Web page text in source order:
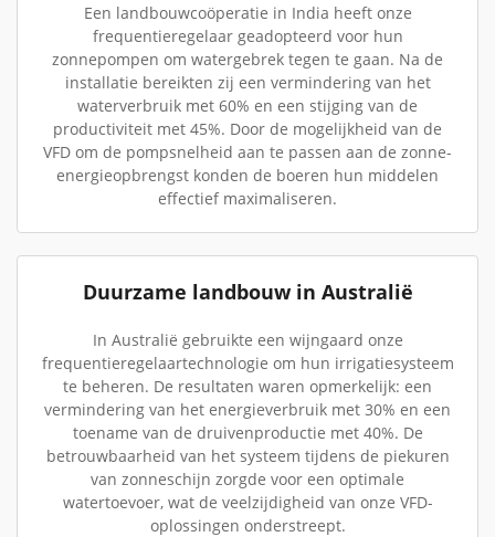
Een landbouwcoöperatie in India heeft onze
frequentieregelaar geadopteerd voor hun
zonnepompen om watergebrek tegen te gaan. Na de
installatie bereikten zij een vermindering van het
waterverbruik met 60% en een stijging van de
productiviteit met 45%. Door de mogelijkheid van de
VFD om de pompsnelheid aan te passen aan de zonne-
energieopbrengst konden de boeren hun middelen
effectief maximaliseren.
Duurzame landbouw in Australië
In Australië gebruikte een wijngaard onze
frequentieregelaartechnologie om hun irrigatiesysteem
te beheren. De resultaten waren opmerkelijk: een
vermindering van het energieverbruik met 30% en een
toename van de druivenproductie met 40%. De
betrouwbaarheid van het systeem tijdens de piekuren
van zonneschijn zorgde voor een optimale
watertoevoer, wat de veelzijdigheid van onze VFD-
oplossingen onderstreept.